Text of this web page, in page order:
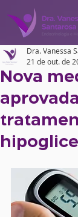
Nova
Dra. Vanessa
21 de out. de